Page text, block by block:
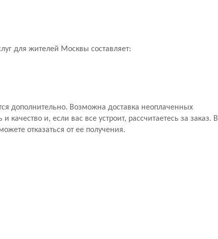
для жителей Москвы составляет:
дополнительно. Возможна доставка неоплаченных
и, если вас все устроит, рассчитаетесь за заказ. В
отказаться от ее получения.